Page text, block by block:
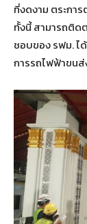
ที่งดงาม ตระกา
ทั้งนี้ สามารถติด
ชอบของ รฟม. ไ
การรถไฟฟ้าขนส่